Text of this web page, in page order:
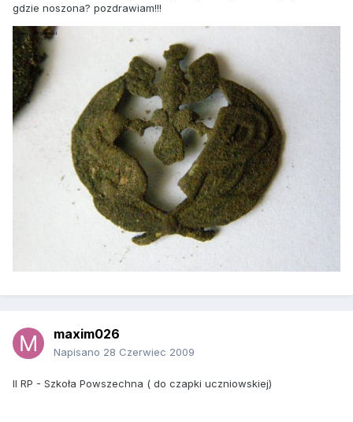
gdzie noszona? pozdrawiam!!!
maxim026
Napisano 28 Czerwiec 2009
II RP - Szkoła Powszechna ( do czapki uczniowskiej)